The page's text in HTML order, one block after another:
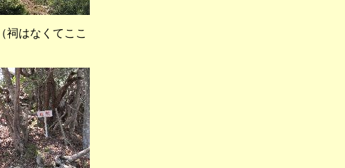
なくてここ